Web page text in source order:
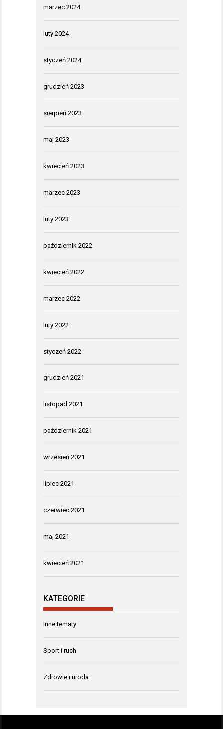
marzec 2024
luty 2024
styczeń 2024
grudzień 2023
sierpień 2023
maj 2023
kwiecień 2023
marzec 2023
luty 2023
październik 2022
kwiecień 2022
marzec 2022
luty 2022
styczeń 2022
grudzień 2021
listopad 2021
październik 2021
wrzesień 2021
lipiec 2021
czerwiec 2021
maj 2021
kwiecień 2021
KATEGORIE
Inne tematy
Sport i ruch
Zdrowie i uroda